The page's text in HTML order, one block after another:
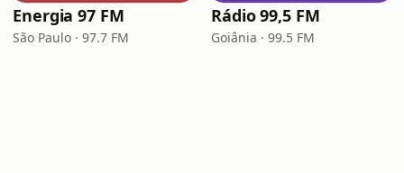
Energia 97 FM
São Paulo · 97.7 FM
Rádio 99,5 FM
Goiânia · 99.5 FM